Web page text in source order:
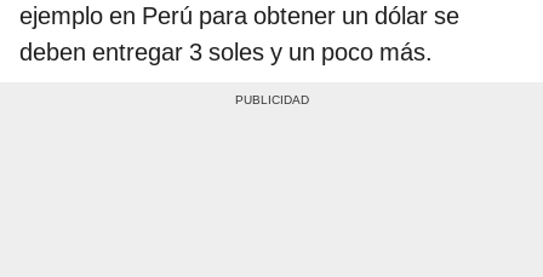
ejemplo en Perú para obtener un dólar se
deben entregar 3 soles y un poco más.